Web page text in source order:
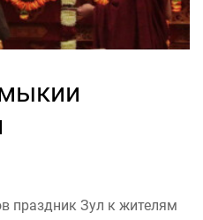
праздник Зул к жителям